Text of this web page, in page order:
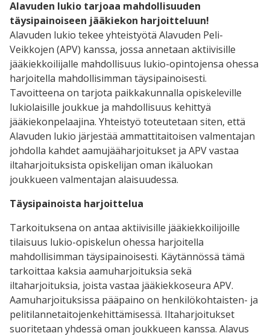
Alavuden lukio tarjoaa mahdollisuuden
täysipainoiseen jääkiekon harjoitteluun!
Alavuden lukio tekee yhteistyötä Alavuden Peli-
Veikkojen (APV) kanssa, jossa annetaan aktiivisille
jääkiekkoilijalle mahdollisuus lukio-opintojensa ohessa
harjoitella mahdollisimman täysipainoisesti.
Tavoitteena on tarjota paikkakunnalla opiskeleville
lukiolaisille joukkue ja mahdollisuus kehittyä
jääkiekonpelaajina. Yhteistyö toteutetaan siten, että
Alavuden lukio järjestää ammattitaitoisen valmentajan
johdolla kahdet aamujääharjoitukset ja APV vastaa
iltaharjoituksista opiskelijan oman ikäluokan
joukkueen valmentajan alaisuudessa.
Täysipainoista harjoittelua
Tarkoituksena on antaa aktiivisille jääkiekkoilijoille
tilaisuus lukio-opiskelun ohessa harjoitella
mahdollisimman täysipainoisesti. Käytännössä tämä
tarkoittaa kaksia aamuharjoituksia sekä
iltaharjoituksia, joista vastaa jääkiekkoseura APV.
Aamuharjoituksissa pääpaino on henkilökohtaisten- ja
pelitilannetaitojenkehittämisessä. Iltaharjoitukset
suoritetaan yhdessä oman joukkueen kanssa. Alavus